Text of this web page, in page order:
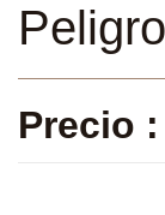
Precio :